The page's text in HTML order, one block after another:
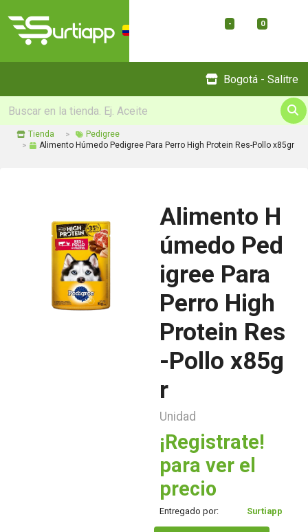
- 0
Bogotá - Salitre
Tienda
Pedigree
Alimento Húmedo Pedigree Para Perro High Protein Res-Pollo x85gr
Alimento H
úmedo Ped
igree Para
Perro High
Protein Res
-Pollo x85g
r
Unidad
¡Registrate!
para ver el
precio
Entregado por: Surtiapp